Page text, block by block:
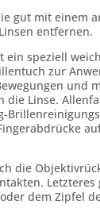
gut mit einem
entfernen.
ein speziell
zur
und
die Linse.
die
Letzteres
dem Zipfel